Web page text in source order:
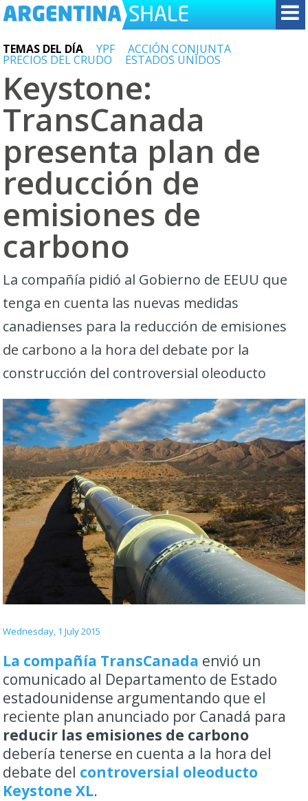
TEMAS DEL DÍA YPF ACCIÓN CONJUNTA
PRECIOS DEL CRUDO ESTADOS UNIDOS
Keystone:
TransCanada
presenta plan de
reducción de
emisiones de
carbono
La compañía pidió al Gobierno de EEUU que
tenga en cuenta las nuevas medidas
canadienses para la reducción de emisiones
de carbono a la hora del debate por la
construcción del controversial oleoducto
Wednesday, 1 July 2015
La compañía TransCanada envió un
comunicado al Departamento de Estado
estadounidense argumentando que el
reciente plan anunciado por Canadá para
reducir las emisiones de carbono
debería tenerse en cuenta a la hora del
debate del controversial oleoducto
Keystone XL.